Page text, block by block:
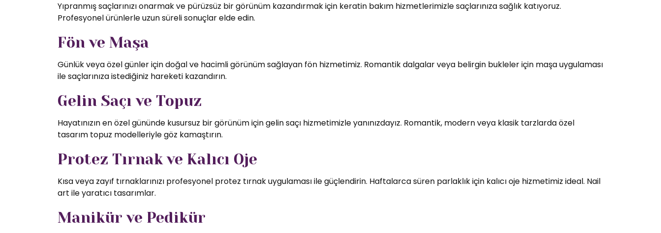
Yıpranmış saçlarınızı onarmak ve pürüzsüz bir görünüm kazandırmak için keratin bakım hizmetlerimizle saçlarınıza sağlık katıyoruz.
Profesyonel ürünlerle uzun süreli sonuçlar elde edin.
Fön ve Maşa
Günlük veya özel günler için doğal ve hacimli görünüm sağlayan fön hizmetimiz. Romantik dalgalar veya belirgin bukleler için maşa uygulaması
ile saçlarınıza istediğiniz hareketi kazandırın.
Gelin Saçı ve Topuz
Hayatınızın en özel gününde kusursuz bir görünüm için gelin saçı hizmetimizle yanınızdayız. Romantik, modern veya klasik tarzlarda özel
tasarım topuz modelleriyle göz kamaştırın.
Protez Tırnak ve Kalıcı Oje
Kısa veya zayıf tırnaklarınızı profesyonel protez tırnak uygulaması ile güçlendirin. Haftalarca süren parlaklık için kalıcı oje hizmetimiz ideal. Nail
art ile yaratıcı tasarımlar.
Manikür ve Pedikür